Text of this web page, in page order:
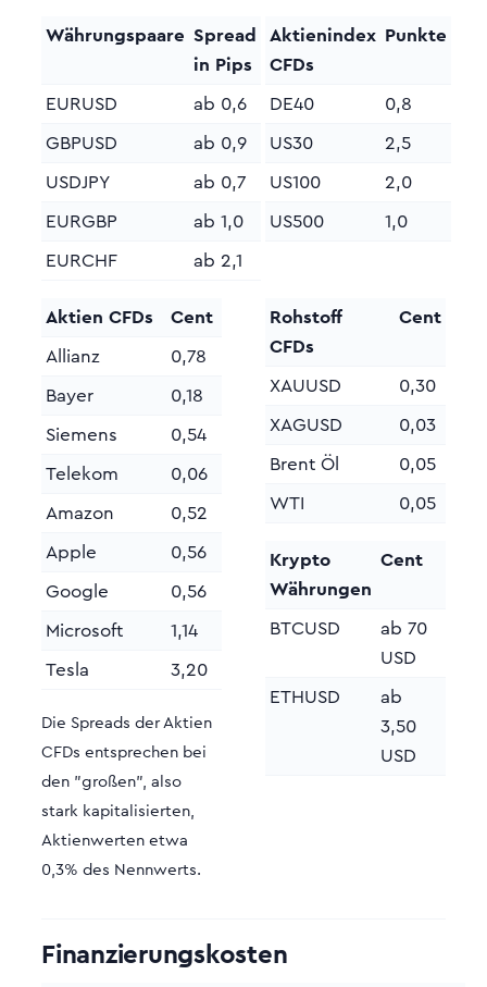
Währungspaare Spread
in Pips
EURUSD ab 0,6
GBPUSD ab 0,9
USDJPY ab 0,7
EURGBP ab 1,0
EURCHF ab 2,1
Aktienindex
CFDs
Punkte
DE40 0,8
US30 2,5
US100 2,0
US500 1,0
Aktien CFDs Cent
Allianz 0,78
Bayer 0,18
Siemens 0,54
Telekom 0,06
Amazon 0,52
Apple 0,56
Google 0,56
Microsoft 1,14
Tesla 3,20
Die Spreads der Aktien
CFDs entsprechen bei
den "großen", also
stark kapitalisierten,
Aktienwerten etwa
0,3% des Nennwerts.
Rohstoff
CFDs
Cent
XAUUSD 0,30
XAGUSD 0,03
Brent Öl 0,05
WTI 0,05
Krypto
Währungen
Cent
BTCUSD
ab 70
USD
ETHUSD
ab
3,50
USD
Finanzierungskosten